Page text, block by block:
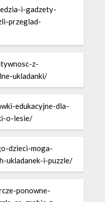
i-gadzety-
przeglad-
z-
ukladanki/
edukacyjne-dla-
o-lesie/
dzieci-moga-
ukladanek-i-puzzle/
ponowne-